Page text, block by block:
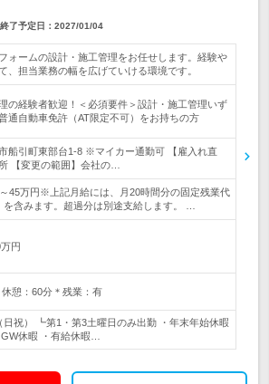
終了予定日： 2027/01/04
ォームの設計・施工管理をお任せします。経験や
、担当業務の幅を広げていける環境です。
の経験者歓迎！＜必須要件＞設計・施工管理いず
通自動車免許（AT限定不可）をお持ちの方
船引町東部台1-8 ※マイカー通勤可 【雇入れ直
【変更の範囲】会社の…
45万円※上記月給には、月20時間分の固定残業代
を含みます。超過分は別途支給します。 …
円
憩：60分＊残業：有
祝） ┗第1・第3土曜日のみ出勤 ・年末年始休暇
GW休暇 ・有給休暇…